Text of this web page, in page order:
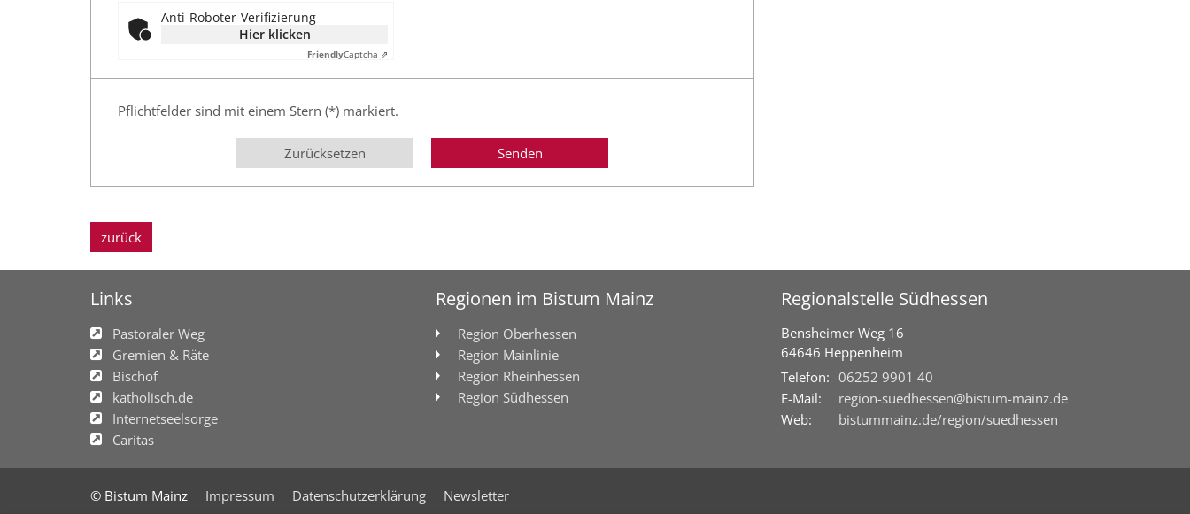
Anti-Roboter-Verifizierung
Hier klicken
FriendlyCaptcha ⇗
Pflichtfelder sind mit einem Stern (*) markiert.
Zurücksetzen
zurück
Links
Pastoraler Weg
Gremien & Räte
Bischof
katholisch.de
Internetseelsorge
Caritas
Regionen im Bistum Mainz
Region Oberhessen
Region Mainlinie
Region Rheinhessen
Region Südhessen
Regionalstelle Südhessen
Bensheimer Weg 16
64646 Heppenheim
Telefon: 06252 9901 40
E-Mail:
region-suedhessen@bistum-mainz.de
Web:
bistummainz.de/region/suedhessen
© Bistum Mainz Impressum Datenschutzerklärung Newsletter